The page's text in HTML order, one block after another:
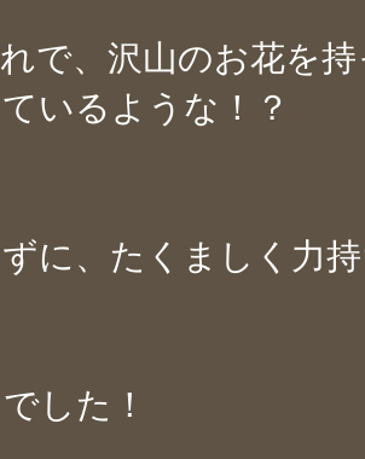
で、沢山のお花を
いるような！？
ずに、たくましく力
でした！